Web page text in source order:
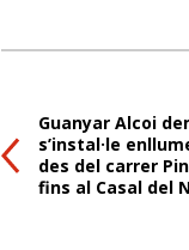
Guanyar Alcoi
s’instal·le
des del carrer
fins al Casal del